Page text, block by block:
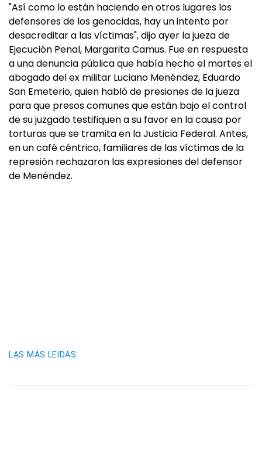
"Así como lo están haciendo en otros lugares los
defensores de los genocidas, hay un intento por
desacreditar a las víctimas", dijo ayer la jueza de
Ejecución Penal, Margarita Camus. Fue en respuesta
a una denuncia pública que había hecho el martes el
abogado del ex militar Luciano Menéndez, Eduardo
San Emeterio, quien habló de presiones de la jueza
para que presos comunes que están bajo el control
de su juzgado testifiquen a su favor en la causa por
torturas que se tramita en la Justicia Federal. Antes,
en un café céntrico, familiares de las víctimas de la
represión rechazaron las expresiones del defensor
de Menéndez.
LAS MÁS LEIDAS